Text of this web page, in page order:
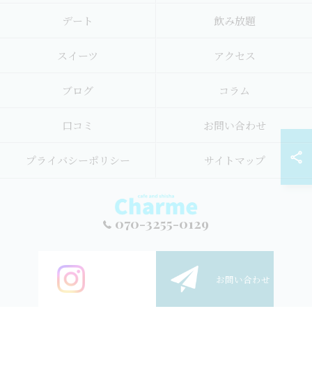
070-3255-0129
お問い合わせ
デート 飲み放題
スイーツ アクセス
ブログ コラム
口コミ お問い合わせ
プライバシーポリシー サイトマップ
© 2026 東京都新宿・大久保のシーシャならSHISHAcafe CHARME(シャル
ム) シーシャ ALL RIGHTS RESERVED.